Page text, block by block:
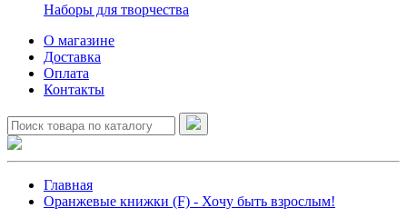
Наборы для творчества
О магазине
Доставка
Оплата
Контакты
Главная
Оранжевые книжки (F) - Хочу быть взрослым!